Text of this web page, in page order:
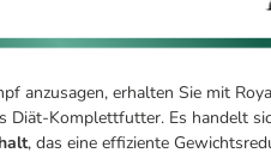
anzusagen, erhalten Sie mit
Komplettfutter. Es handelt
, das eine effiziente